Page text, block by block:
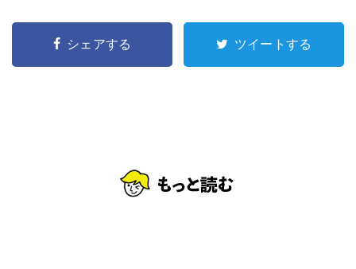
シェアする ツイートする